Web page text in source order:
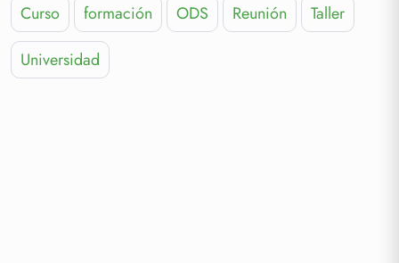
Curso formación ODS Reunión
Taller
Universidad